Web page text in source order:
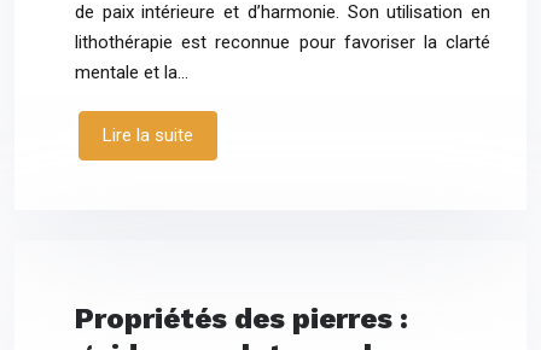
de paix intérieure et d’harmonie. Son utilisation en
lithothérapie est reconnue pour favoriser la clarté
mentale et la…
Lire la suite
Propriétés des pierres :